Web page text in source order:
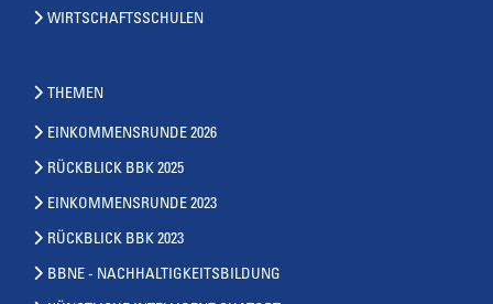
WIRTSCHAFTSSCHULEN
THEMEN
EINKOMMENSRUNDE 2026
RÜCKBLICK BBK 2025
EINKOMMENSRUNDE 2023
RÜCKBLICK BBK 2023
BBNE - NACHHALTIGKEITSBILDUNG